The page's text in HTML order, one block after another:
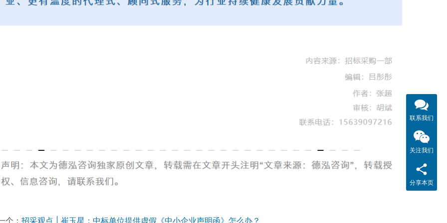
个： 招采观点 | 崔玉星：中标单位提供虚假《中小企业声明函》怎么办？
联系我们
关注我们
分享本页